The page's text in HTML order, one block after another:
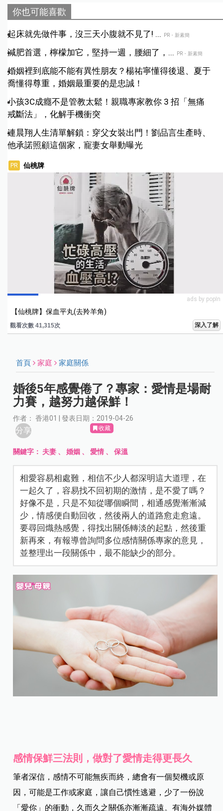
你也可能喜歡
起床就先做件事，沒三天小腹就不見了! ... PR・新素簡
減肥首選，檸檬加它，堅持一週，腰細了，... PR・新素簡
婚姻裡到底能不能有異性朋友？楊祐寧懂得後退、夏于
喬懂得尊重，婚姻最重要的是忠誠！
小孩3C成癮不是管教太鬆！親職專家教你 3 招「無痛
戒斷法」，化解手機衝突
連晨翔人生清單解鎖：穿父女裝出門！劉品言生產時、
他承諾照顧這個家，寵妻女舉動曝光
PR 仙桃牌
ads by popIn
【仙桃牌】保血平丸(去羚羊角)
觀看次數 41,315次 深入了解
首頁 家庭 家庭關係
婚後5年感覺倦了？專家：愛情是場耐
力賽，越努力越保鮮！
作者： 香港01 | 發表日期：2019-04-26
分享 收藏
關鍵字： 夫妻 、婚姻 、愛情 、保溫
相愛容易相處難，相信不少人都深明這大道理，在
一起久了，容易找不回初期的激情，是不愛了嗎？
好像不是，只是不知從哪個瞬間，相通感覺漸漸減
少，情感便自動回收，然後兩人的道路愈走愈遠。
要尋回熾熱感覺，得找出關係轉淡的起點，然後重
新再來，有報導曾詢問多位感情關係專家的意見，
並整理出一段關係中，最不能缺少的部分。
感情保鮮三法則，做對了愛情走得更長久
筆者深信，感情不可能無疾而終，總會有一個契機或原
因，可能是工作或家庭，讓自己慣性逃避，少了一份說
「愛你」的衝動，久而久之關係亦漸漸疏遠。有海外媒體